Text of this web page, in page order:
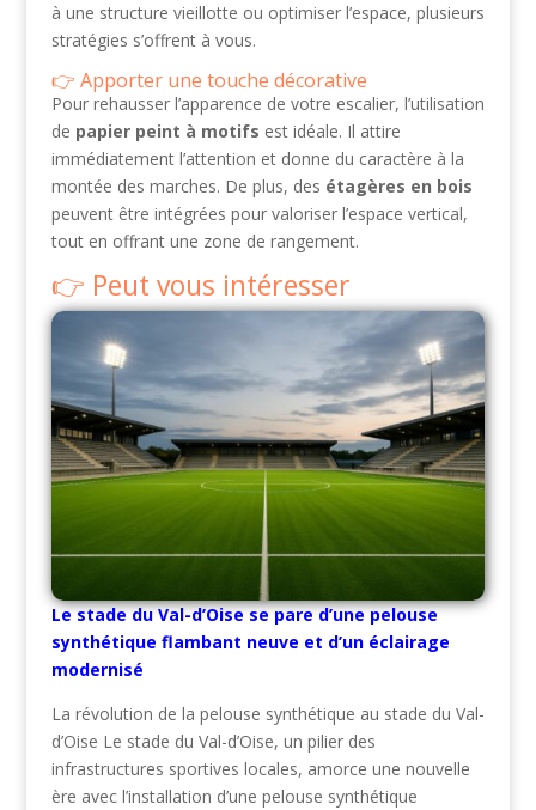
à une structure vieillotte ou optimiser l’espace, plusieurs
stratégies s’offrent à vous.
Apporter une touche décorative
Pour rehausser l’apparence de votre escalier, l’utilisation
de papier peint à motifs est idéale. Il attire
immédiatement l’attention et donne du caractère à la
montée des marches. De plus, des étagères en bois
peuvent être intégrées pour valoriser l’espace vertical,
tout en offrant une zone de rangement.
Peut vous intéresser
Le stade du Val-d’Oise se pare d’une pelouse
synthétique flambant neuve et d’un éclairage
modernisé
La révolution de la pelouse synthétique au stade du Val-
d’Oise Le stade du Val-d’Oise, un pilier des
infrastructures sportives locales, amorce une nouvelle
ère avec l’installation d’une pelouse synthétique